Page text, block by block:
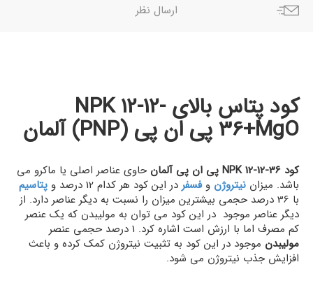
ارسال نظر
کود پتاس بالای NPK 12-12-
36+MgO پی ان پی (PNP) آلمان
کود NPK 12-12-36 پی ان پی آلمان
حاوی عناصر اصلی یا ماکرو می
باشد. میزان نیتروژن وفسفر در این کود هر کدام 12 درصد و
پتاسیم
با 36 درصد حجمی بیشترین میزان را نسبت به دیگر عناصر دارد. از
دیگر عناصر موجود در این کود می توان به مولیبدن که یک عنصر
کم مصرف اما با ارزش است اشاره کرد. 1 درصد حجمی عنصر
مولیبدن موجود در این کود به تثبیت نیتروژن کمک کرده و باعث
افزایش جذب نیتروژن می شود.